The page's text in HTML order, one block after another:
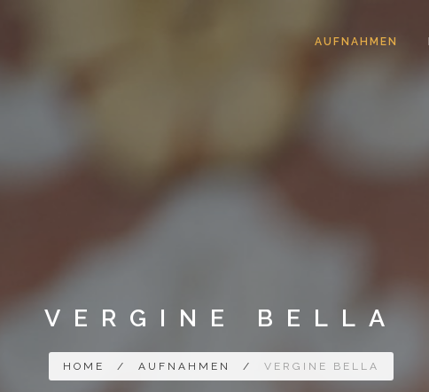
AUFNAHMEN
VERGINE BELLA
HOME / AUFNAHMEN / VERGINE BELLA